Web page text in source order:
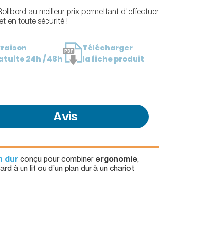
au meilleur prix permettant d'effectuer
en toute sécurité !
24h / 48h
Télécharger
la fiche produit
Avis
dur conçu pour combiner ergonomie,
à un lit ou d’un plan dur à un chariot